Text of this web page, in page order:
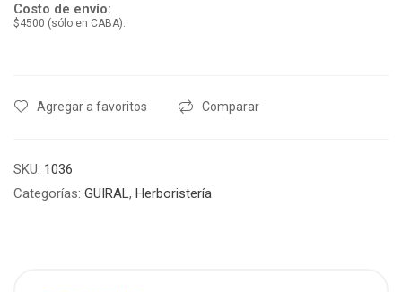
Costo de envío:
$4500 (sólo en CABA).
Agregar a favoritos Comparar
SKU: 1036
Categorías: GUIRAL, Herboristería